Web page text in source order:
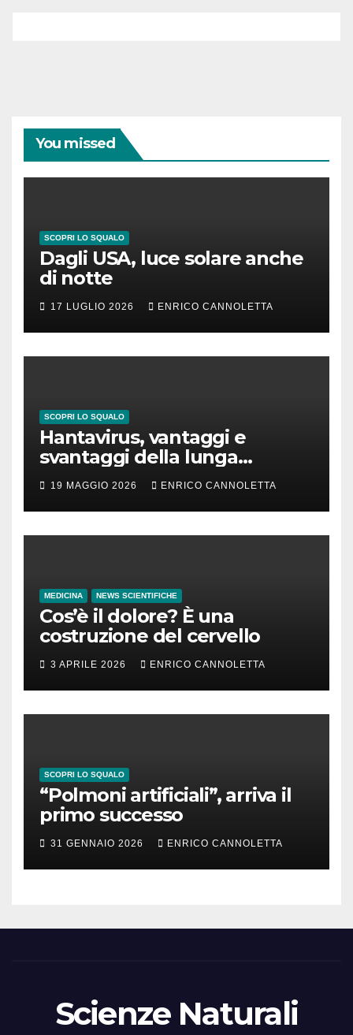
You missed
SCOPRI LO SQUALO
Dagli USA, luce solare anche
di notte
17 LUGLIO 2026 ENRICO CANNOLETTA
SCOPRI LO SQUALO
Hantavirus, vantaggi e
svantaggi della lunga
incubazione
19 MAGGIO 2026 ENRICO CANNOLETTA
MEDICINA NEWS SCIENTIFICHE
Cos’è il dolore? È una
costruzione del cervello
3 APRILE 2026 ENRICO CANNOLETTA
SCOPRI LO SQUALO
“Polmoni artificiali”, arriva il
primo successo
31 GENNAIO 2026 ENRICO CANNOLETTA
Scienze Naturali